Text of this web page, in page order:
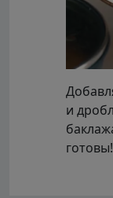
и
готовы!